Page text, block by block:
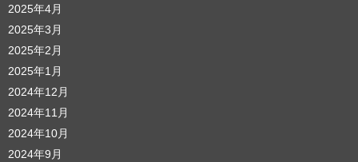
2025年4月
2025年3月
2025年2月
2025年1月
2024年12月
2024年11月
2024年10月
2024年9月